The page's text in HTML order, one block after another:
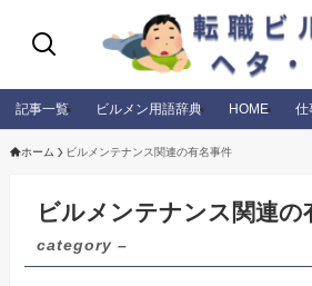
記事一覧 ビルメン用語辞典 HOME 仕
ホーム ビルメンテナンス関連の有名事件
ビルメンテナンス関連の
category –